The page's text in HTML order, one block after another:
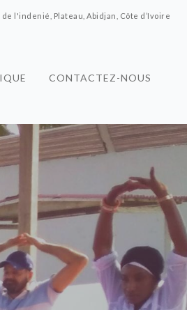
de l'indenié, Plateau, Abidjan, Côte d’Ivoire
CONTACTEZ-NOUS